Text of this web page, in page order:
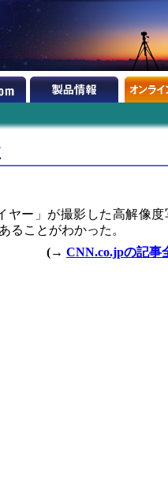
ヤー」が撮影した高解像度
ることがわかった。
(→ CNN.co.jpの記事